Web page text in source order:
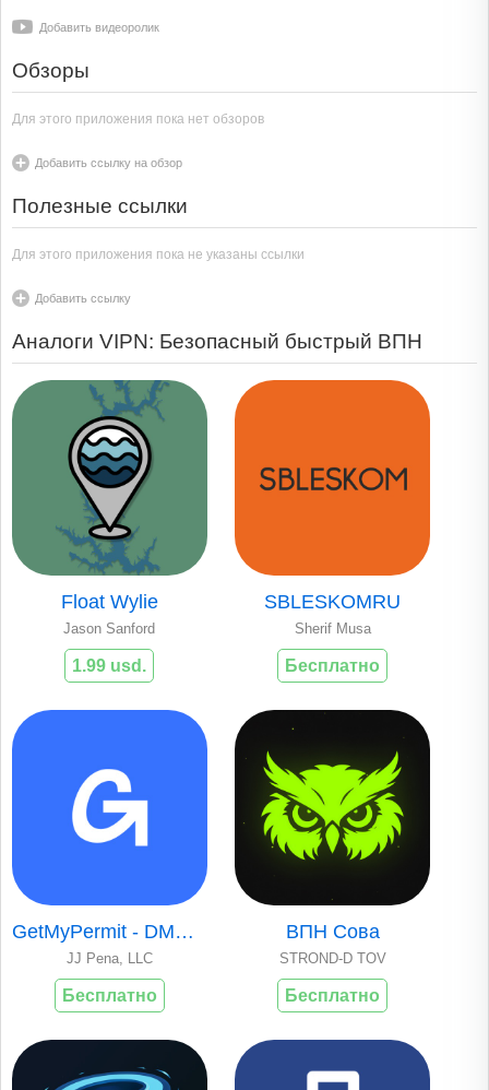
Добавить видеоролик
Обзоры
Для этого приложения пока нет обзоров
Добавить ссылку на обзор
Полезные ссылки
Для этого приложения пока не указаны ссылки
Добавить ссылку
Аналоги VIPN: Безопасный быстрый ВПН
Float Wylie
Jason Sanford
1.99 usd.
SBLESKOMRU
Sherif Musa
Бесплатно
GetMyPermit - DMV Permit Test
JJ Pena, LLC
Бесплатно
ВПН Сова
STROND-D TOV
Бесплатно